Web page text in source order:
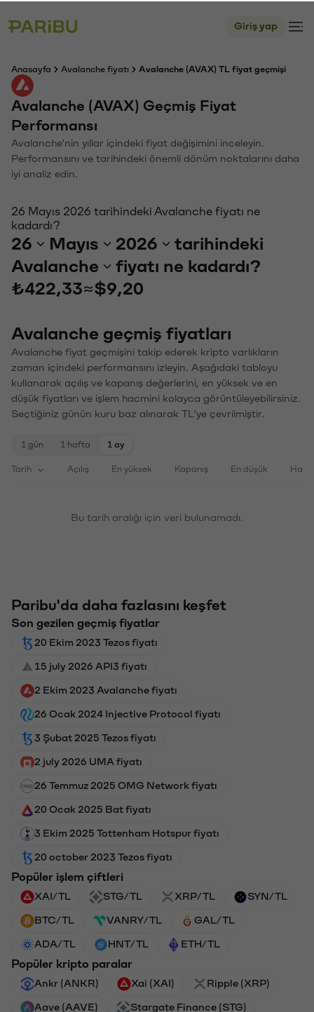
Giriş yap
Anasayfa Avalanche fiyatı Avalanche (AVAX) TL fiyat geçmişi
Avalanche (AVAX) Geçmiş Fiyat
Performansı
Avalanche'nin yıllar içindeki fiyat değişimini inceleyin.
Performansını ve tarihindeki önemli dönüm noktalarını daha
iyi analiz edin.
26 Mayıs 2026 tarihindeki Avalanche fiyatı ne
kadardı?
26 Mayıs 2026
tarihindeki
Avalanche
fiyatı ne kadardı?
₺422,33≈$9,20
Avalanche geçmiş fiyatları
Avalanche fiyat geçmişini takip ederek kripto varlıkların
zaman içindeki performansını izleyin. Aşağıdaki tabloyu
kullanarak açılış ve kapanış değerlerini, en yüksek ve en
düşük fiyatları ve işlem hacmini kolayca görüntüleyebilirsiniz.
Seçtiğiniz günün kuru baz alınarak TL'ye çevrilmiştir.
1 gün 1 hafta 1 ay
Tarih Açılış En yüksek Kapanış En düşük
Bu tarih aralığı için veri bulunamadı.
Paribu'da daha fazlasını keşfet
Son gezilen geçmiş fiyatlar
20 Ekim 2023 Tezos fiyatı
15 july 2026 API3 fiyatı
2 Ekim 2023 Avalanche fiyatı
26 Ocak 2024 Injective Protocol fiyatı
3 Şubat 2025 Tezos fiyatı
2 july 2026 UMA fiyatı
26 Temmuz 2025 OMG Network fiyatı
20 Ocak 2025 Bat fiyatı
3 Ekim 2025 Tottenham Hotspur fiyatı
20 october 2023 Tezos fiyatı
Popüler işlem çiftleri
XAI/TL STG/TL XRP/TL SYN/TL
BTC/TL VANRY/TL GAL/TL
ADA/TL HNT/TL ETH/TL
Popüler kripto paralar
Ankr (ANKR) Xai (XAI) Ripple (XRP)
Aave (AAVE) Stargate Finance (STG)